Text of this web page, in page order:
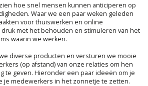
hoe snel mensen kunnen anticiperen op
Waar we een paar weken geleden
voor thuiswerken en online
met het behouden en stimuleren van het
waarin we werken.
diverse producten en versturen we mooie
(op afstand) van onze relaties om hen
te geven. Hieronder een paar ideeën om je
je medewerkers in het zonnetje te zetten.